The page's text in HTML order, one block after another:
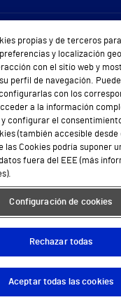
Sobre Vithas
Quiénes somos
Trabajar en Vithas
Teléfono Cita Médica
Atención al
seguridad y salud en
Conoce a Supervita
Política de privacidad Mapa
App
propias y de terceros
preferencias y localización
con el sitio web y
perfil de navegación.
con los
a la información
y configurar el
(también accesible desde
las Cookies podría suponer
fuera del EEE (más
Configuración de cookies
Rechazar todas
Aceptar todas las cookies